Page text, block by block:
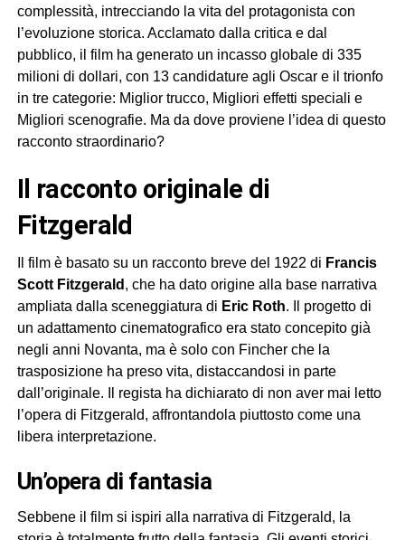
complessità, intrecciando la vita del protagonista con
l’evoluzione storica. Acclamato dalla critica e dal
pubblico, il film ha generato un incasso globale di 335
milioni di dollari, con 13 candidature agli Oscar e il trionfo
in tre categorie: Miglior trucco, Migliori effetti speciali e
Migliori scenografie. Ma da dove proviene l’idea di questo
racconto straordinario?
il racconto originale di
Fitzgerald
Il film è basato su un racconto breve del 1922 di Francis
Scott Fitzgerald , che ha dato origine alla base narrativa
ampliata dalla sceneggiatura di Eric Roth. Il progetto di
un adattamento cinematografico era stato concepito già
negli anni Novanta, ma è solo con Fincher che la
trasposizione ha preso vita, distaccandosi in parte
dall’originale. Il regista ha dichiarato di non aver mai letto
l’opera di Fitzgerald, affrontandola piuttosto come una
libera interpretazione.
un’opera di fantasia
Sebbene il film si ispiri alla narrativa di Fitzgerald, la